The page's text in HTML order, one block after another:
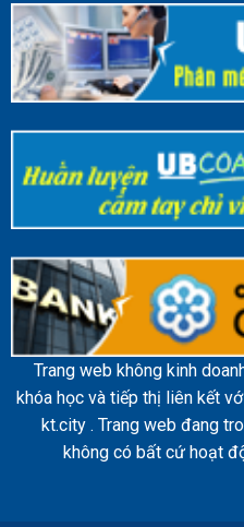
Trang web không kinh
khóa học và tiếp thị liên kết
kt.city . Trang web đang
không có bất cứ hoạt